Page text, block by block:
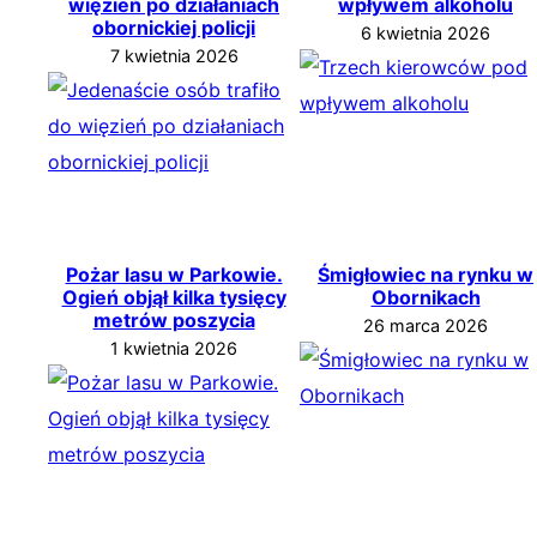
obornickiej policji
7 kwietnia 2026
6 kwietnia 2026
Pożar lasu w Parkowie.
Ogień objął kilka tysięcy
metrów poszycia
1 kwietnia 2026
Śmigłowiec na rynku w
Obornikach
26 marca 2026